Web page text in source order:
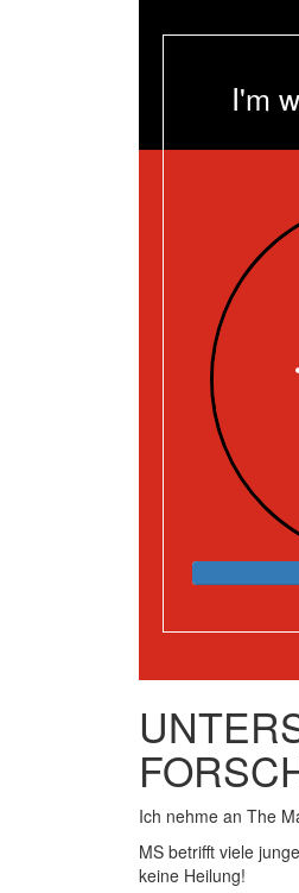
I'm
Ich nehme an The
MS betrifft viele
keine Heilung!